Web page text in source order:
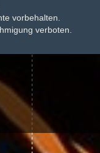
vorbehalten.
verboten.